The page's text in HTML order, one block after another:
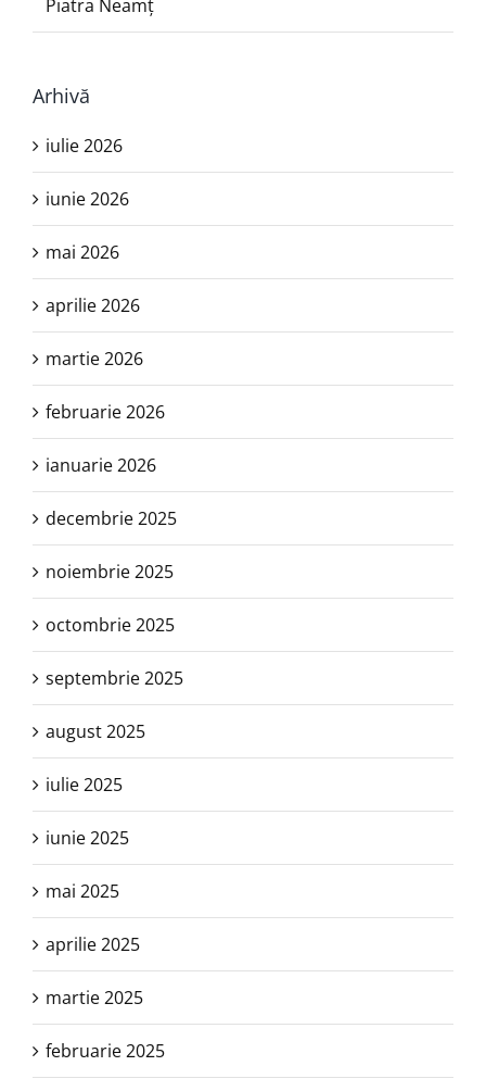
Piatra Neamţ
Arhivă
iulie 2026
iunie 2026
mai 2026
aprilie 2026
martie 2026
februarie 2026
ianuarie 2026
decembrie 2025
noiembrie 2025
octombrie 2025
septembrie 2025
august 2025
iulie 2025
iunie 2025
mai 2025
aprilie 2025
martie 2025
februarie 2025